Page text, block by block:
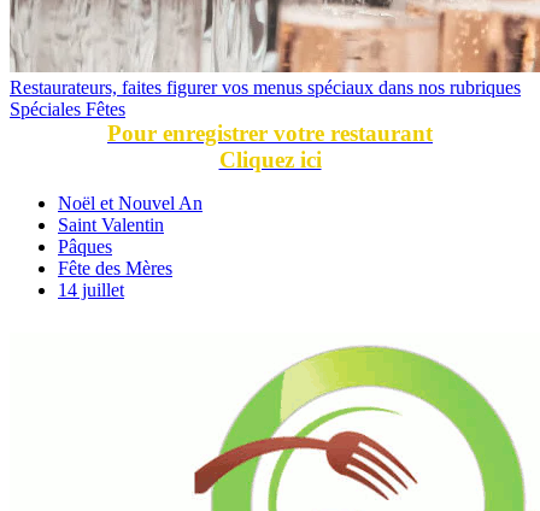
Restaurateurs, faites figurer vos menus spéciaux dans nos rubriques
Spéciales Fêtes
Pour enregistrer votre restaurant
Cliquez ici
Noël et Nouvel An
Saint Valentin
Pâques
Fête des Mères
14 juillet